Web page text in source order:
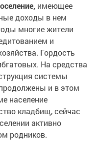
имеющее
доходы в нем
многие жители
и
Гордость
На средства
системы
и в этом
население
кладбищ, сейчас
активно
родников.